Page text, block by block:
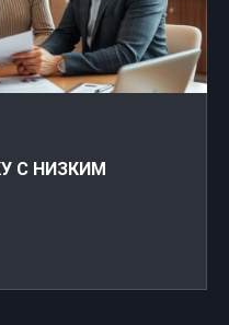
С НИЗКИМ